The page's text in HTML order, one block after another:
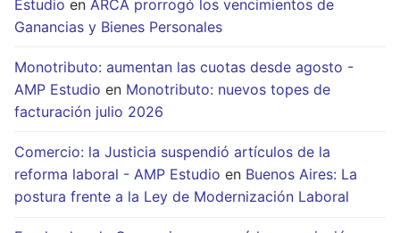
Estudio en ARCA prorrogó los vencimientos de
Ganancias y Bienes Personales
Monotributo: aumentan las cuotas desde agosto -
AMP Estudio en Monotributo: nuevos topes de
facturación julio 2026
Comercio: la Justicia suspendió artículos de la
reforma laboral - AMP Estudio en Buenos Aires: La
postura frente a la Ley de Modernización Laboral